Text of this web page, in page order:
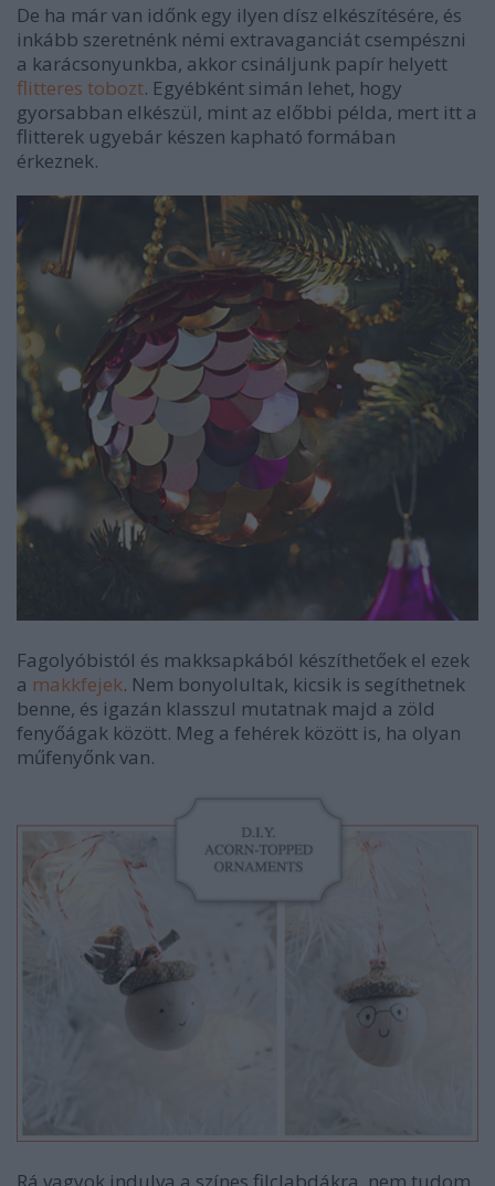
De ha már van időnk egy ilyen dísz elkészítésére, és
inkább szeretnénk némi extravaganciát csempészni
a karácsonyunkba, akkor csináljunk papír helyett
flitteres tobozt. Egyébként simán lehet, hogy
gyorsabban elkészül, mint az előbbi példa, mert itt a
flitterek ugyebár készen kapható formában
érkeznek.
Fagolyóbistól és makksapkából készíthetőek el ezek
a makkfejek. Nem bonyolultak, kicsik is segíthetnek
benne, és igazán klasszul mutatnak majd a zöld
fenyőágak között. Meg a fehérek között is, ha olyan
műfenyőnk van.
Rá vagyok indulva a színes filclabdákra, nem tudom,